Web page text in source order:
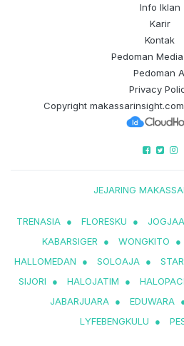
Info Iklan
Karir
Kontak
Pedoman
Pedoman
Privacy
Copyright makassarinsight.com
JEJARING
TRENASIA ● FLORESKU ●
KABARSIGER
● WONGKITO ●
HALLOMEDAN
● SOLOAJA ●
SIJORI
● HALOJATIM ●
JABARJUARA ● EDUWARA
LYFEBENGKULU
●